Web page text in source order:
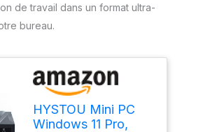
de travail dans un format ultra-
bureau.
HYSTOU Mini PC
Windows 11 Pro,